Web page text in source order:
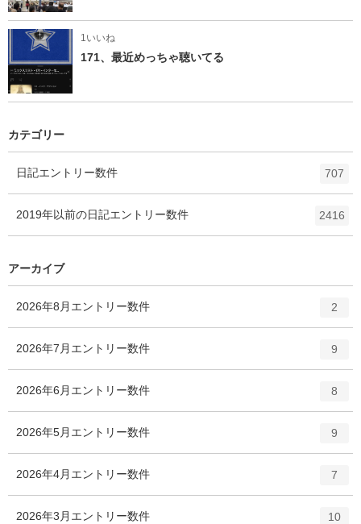
1いいね
171、最近めっちゃ聴いてる
カテゴリー
日記エントリー数 707
件
2019年以前の日記エントリー数 2416
件
アーカイブ
2026年8月 エントリー数 2
件
2026年7月 エントリー数 9
件
2026年6月 エントリー数 8
件
2026年5月 エントリー数 9
件
2026年4月 エントリー数 7
件
2026年3月 エントリー数 10
件